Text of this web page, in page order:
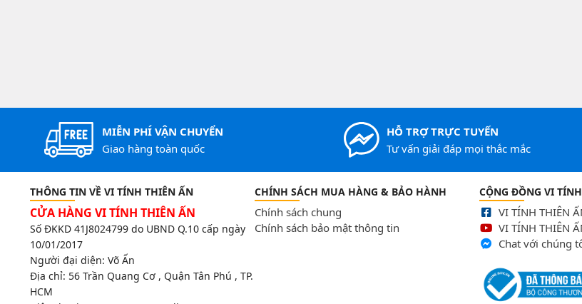
MIỄN PHÍ VẬN CHUYỂN
Giao hàng toàn quốc
HỖ TRỢ TRỰC TUYẾN
Tư vấn giải đáp mọi thắc mắc
THÔNG TIN VỀ VI TÍNH THIÊN ẤN
CỬA HÀNG VI TÍNH THIÊN ẤN
Số ĐKKD 41J8024799 do UBND Q.10 cấp ngày
10/01/2017
Người đại diện: Võ Ấn
Địa chỉ: 56 Trần Quang Cơ , Quận Tân Phú , TP.
HCM
CHÍNH SÁCH MUA HÀNG & BẢO HÀNH
Chính sách chung
Chính sách bảo mật thông tin
CỘNG ĐỒNG VI
VI TÍNH THIÊN
VI TÍNH THIÊN
Chat với chúng